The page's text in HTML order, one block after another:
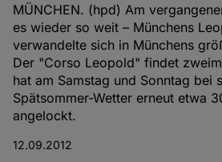
MÜNCHEN. (hpd) Am
es wieder so weit – Münchens
verwandelte sich in Münchens
Der "Corso Leopold" findet
hat am Samstag und Sonntag bei
Spätsommer-Wetter erneut etwa
angelockt.
12.09.2012